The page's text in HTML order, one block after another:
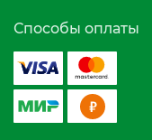
Способы оплаты